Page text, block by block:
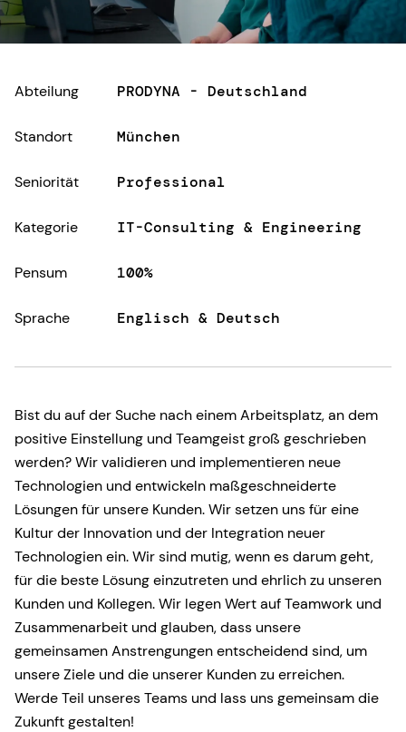
Abteilung PRODYNA - Deutschland
Standort München
Seniorität Professional
Kategorie IT-Consulting & Engineering
Pensum 100%
Sprache Englisch & Deutsch
Bist du auf der Suche nach einem Arbeitsplatz, an dem
positive Einstellung und Teamgeist groß geschrieben
werden? Wir validieren und implementieren neue
Technologien und entwickeln maßgeschneiderte
Lösungen für unsere Kunden. Wir setzen uns für eine
Kultur der Innovation und der Integration neuer
Technologien ein. Wir sind mutig, wenn es darum geht,
für die beste Lösung einzutreten und ehrlich zu unseren
Kunden und Kollegen. Wir legen Wert auf Teamwork und
Zusammenarbeit und glauben, dass unsere
gemeinsamen Anstrengungen entscheidend sind, um
unsere Ziele und die unserer Kunden zu erreichen.
Werde Teil unseres Teams und lass uns gemeinsam die
Zukunft gestalten!